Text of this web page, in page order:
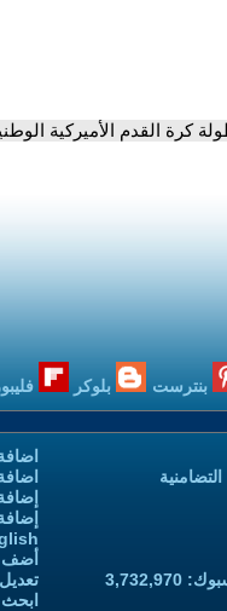
القدم الأميركية الوطنية
بنترست بلوكر
أضف